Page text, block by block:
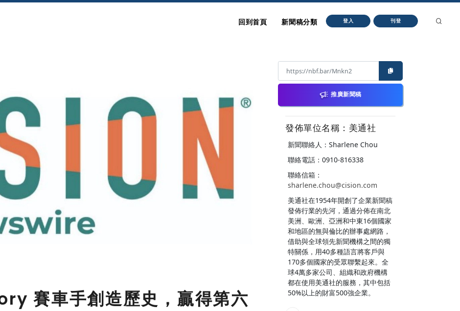
回到首頁 新聞稿分類 登入 刊登
賽車手創造歷史，贏得第六
推廣新聞稿
發佈單位名稱：美通社
新聞聯絡人：Sharlene Chou
聯絡電話：0910-816338
聯絡信箱：
sharlene.chou@cision.com
美通社在1954年開創了企業新聞稿
發佈行業的先河，通過分佈在南北
美洲、歐洲、亞洲和中東16個國家
和地區的無與倫比的辦事處網路，
借助與全球領先新聞機構之間的獨
特關係，用40多種語言將客戶與
170多個國家的受眾聯繫起來。全
球4萬多家公司、組織和政府機構
都在使用美通社的服務，其中包括
50%以上的財富500強企業。